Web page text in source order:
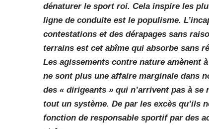
dénaturer le sport roi. Cela inspire les
ligne de conduite est le populisme.
contestations et des dérapages sans
terrains est cet abîme qui absorbe sans
Les agissements contre nature amènent
ne sont plus une affaire marginale dans
des « dirigeants » qui n’arrivent pas à
tout un système. De par les excès qu’ils
fonction de responsable sportif par des